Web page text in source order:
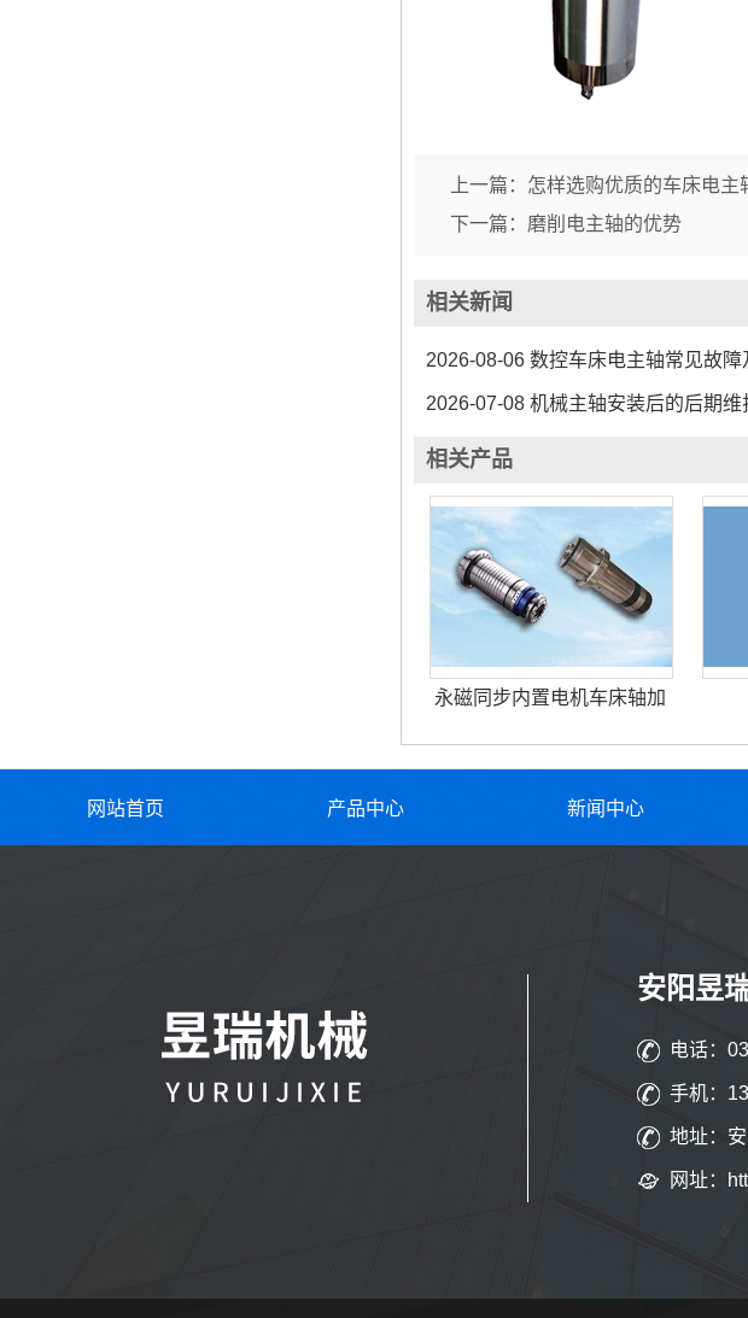
上一篇： 怎样选购优质的车床电主
下一篇： 磨削电主轴的优势
相关新闻
2026-08-06 数控车床电主轴常见故障
2026-07-08 机械主轴安装后的后期维
相关产品
永磁同步内置电机车床轴加
网站首页 产品中心 新闻中心
安阳昱
电话：
手机：
地址：
网址：